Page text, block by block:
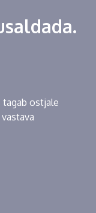
tagab ostjale